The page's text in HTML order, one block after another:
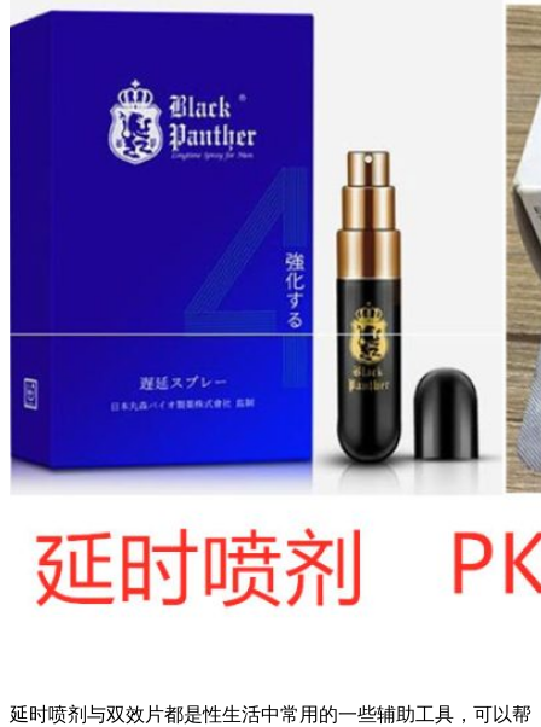
延时喷剂与双效片都是性生活中常用的一些辅助工具，可以帮